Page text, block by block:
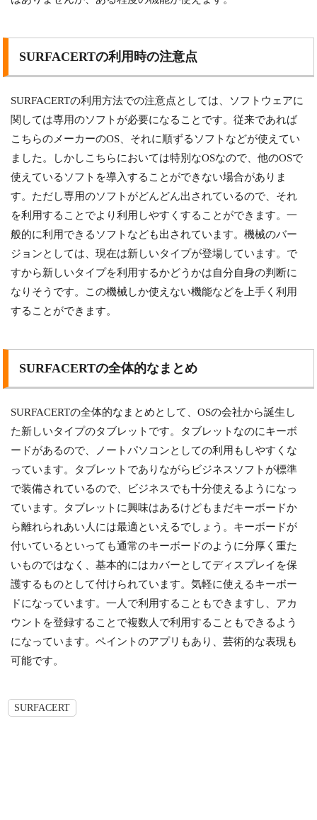
SURFACERTの利用時の注意点
SURFACERTの利用方法での注意点としては、ソフトウェアに
関しては専用のソフトが必要になることです。従来であれば
こちらのメーカーのOS、それに順ずるソフトなどが使えてい
ました。しかしこちらにおいては特別なOSなので、他のOSで
使えているソフトを導入することができない場合がありま
す。ただし専用のソフトがどんどん出されているので、それ
を利用することでより利用しやすくすることができます。一
般的に利用できるソフトなども出されています。機械のバー
ジョンとしては、現在は新しいタイプが登場しています。で
すから新しいタイプを利用するかどうかは自分自身の判断に
なりそうです。この機械しか使えない機能などを上手く利用
することができます。
SURFACERTの全体的なまとめ
SURFACERTの全体的なまとめとして、OSの会社から誕生し
た新しいタイプのタブレットです。タブレットなのにキーボ
ードがあるので、ノートパソコンとしての利用もしやすくな
っています。タブレットでありながらビジネスソフトが標準
で装備されているので、ビジネスでも十分使えるようになっ
ています。タブレットに興味はあるけどもまだキーボードか
ら離れられあい人には最適といえるでしょう。キーボードが
付いているといっても通常のキーボードのように分厚く重た
いものではなく、基本的にはカバーとしてディスプレイを保
護するものとして付けられています。気軽に使えるキーボー
ドになっています。一人で利用することもできますし、アカ
ウントを登録することで複数人で利用することもできるよう
になっています。ペイントのアプリもあり、芸術的な表現も
可能です。
SURFACERT